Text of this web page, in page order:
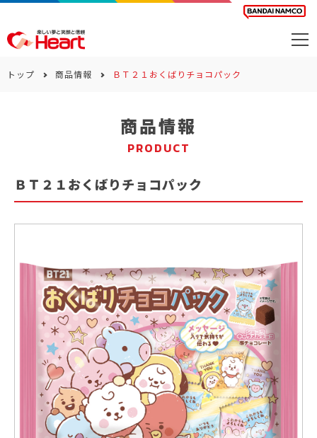
サステナビリティ
トップ 商品情報 ＢＴ２１おくばりチョコパック
商品情報
PRODUCT
ＢＴ２１おくばりチョコパック